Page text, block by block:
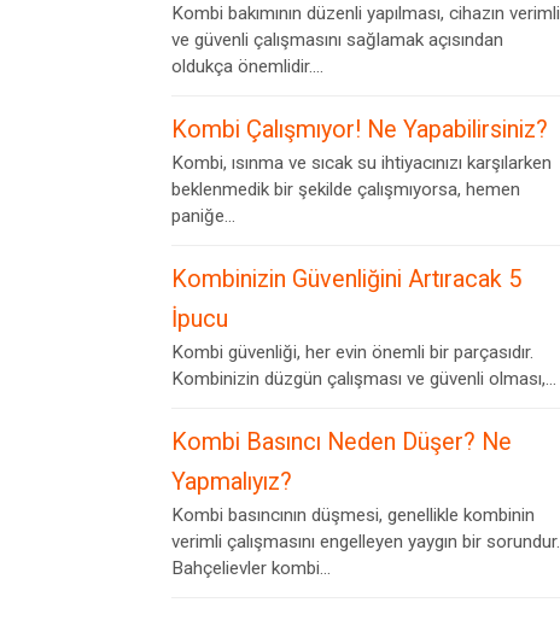
Kombi bakımının düzenli yapılması, cihazın verimli
ve güvenli çalışmasını sağlamak açısından
oldukça önemlidir....
Kombi Çalışmıyor! Ne Yapabilirsiniz?
Kombi, ısınma ve sıcak su ihtiyacınızı karşılarken
beklenmedik bir şekilde çalışmıyorsa, hemen
paniğe...
Kombinizin Güvenliğini Artıracak 5
İpucu
Kombi güvenliği, her evin önemli bir parçasıdır.
Kombinizin düzgün çalışması ve güvenli olması,...
Kombi Basıncı Neden Düşer? Ne
Yapmalıyız?
Kombi basıncının düşmesi, genellikle kombinin
verimli çalışmasını engelleyen yaygın bir sorundur.
Bahçelievler kombi...